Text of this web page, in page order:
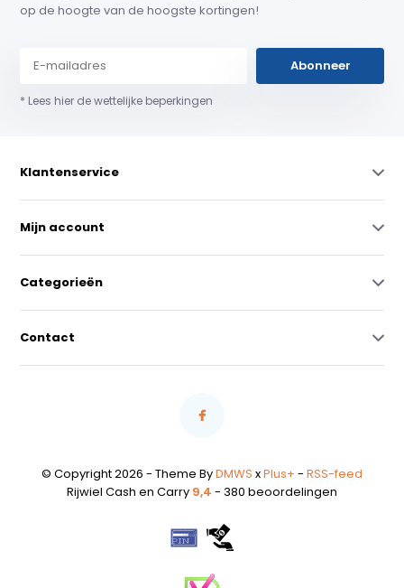
op de hoogte van de hoogste kortingen!
Abonneer
* Lees hier de wettelijke beperkingen
Klantenservice
Mijn account
Categorieën
Contact
© Copyright 2026 - Theme ByDMWS xPlus+ - RSS-feed
Rijwiel Cash en Carry 9,4 - 380 beoordelingen